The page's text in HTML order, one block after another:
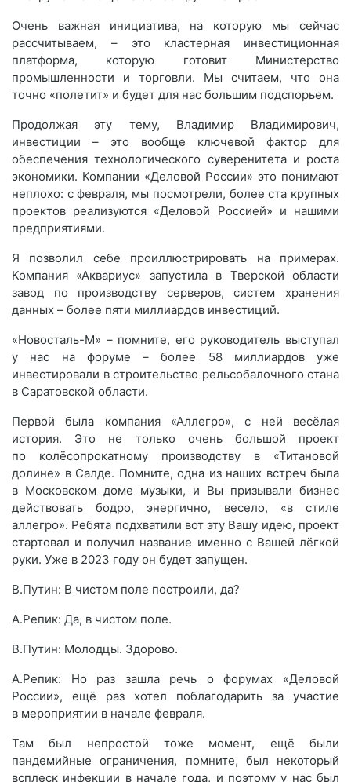
Очень важная инициатива, на которую мы сейчас
рассчитываем, – это кластерная инвестиционная
платформа, которую готовит Министерство
промышленности и торговли. Мы считаем, что она
точно «полетит» и будет для нас большим подспорьем.
Продолжая эту тему, Владимир Владимирович,
инвестиции – это вообще ключевой фактор для
обеспечения технологического суверенитета и роста
экономики. Компании «Деловой России» это понимают
неплохо: с февраля, мы посмотрели, более ста крупных
проектов реализуются «Деловой Россией» и нашими
предприятиями.
Я позволил себе проиллюстрировать на примерах.
Компания «Аквариус» запустила в Тверской области
завод по производству серверов, систем хранения
данных – более пяти миллиардов инвестиций.
«Новосталь-М» – помните, его руководитель выступал
у нас на форуме – более 58 миллиардов уже
инвестировали в строительство рельсобалочного стана
в Саратовской области.
Первой была компания «Аллегро», с ней весёлая
история. Это не только очень большой проект
по колёсопрокатному производству в «Титановой
долине» в Салде. Помните, одна из наших встреч была
в Московском доме музыки, и Вы призывали бизнес
действовать бодро, энергично, весело, «в стиле
аллегро». Ребята подхватили вот эту Вашу идею, проект
стартовал и получил название именно с Вашей лёгкой
руки. Уже в 2023 году он будет запущен.
В.Путин: В чистом поле построили, да?
А.Репик: Да, в чистом поле.
В.Путин: Молодцы. Здорово.
А.Репик: Но раз зашла речь о форумах «Деловой
России», ещё раз хотел поблагодарить за участие
в мероприятии в начале февраля.
Там был непростой тоже момент, ещё были
пандемийные ограничения, помните, был некоторый
всплеск инфекции в начале года, и поэтому у нас был